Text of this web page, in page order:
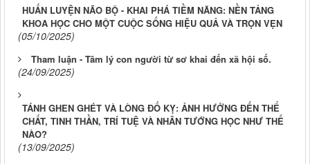
HUẤN LUYỆN NÃO BỘ - KHAI PHÁ TIỀM NĂNG: NỀN TẢNG
KHOA HỌC CHO MỘT CUỘC SỐNG HIỆU QUẢ VÀ TRỌN VẸN
(05/10/2025)
Tham luận - Tâm lý con người từ sơ khai đến xã hội số.
(24/09/2025)
TÁNH GHEN GHÉT VÀ LÒNG ĐỐ KỴ: ẢNH HƯỞNG ĐẾN THỂ
CHẤT, TINH THẦN, TRÍ TUỆ VÀ NHÂN TƯỚNG HỌC NHƯ THẾ
NÀO?
(13/09/2025)